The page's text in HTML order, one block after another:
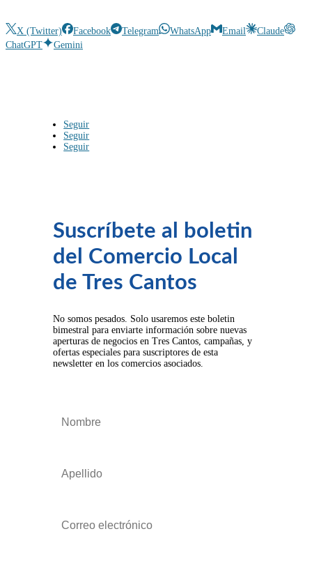
X (Twitter) Facebook Telegram WhatsApp Email
Claude
ChatGPT
Gemini
Seguir
Seguir
Seguir
Suscríbete al boletin
del Comercio Local
de Tres Cantos
No somos pesados. Solo usaremos este boletin
bimestral para enviarte información sobre nuevas
aperturas de negocios en Tres Cantos, campañas, y
ofertas especiales para suscriptores de esta
newsletter en los comercios asociados.